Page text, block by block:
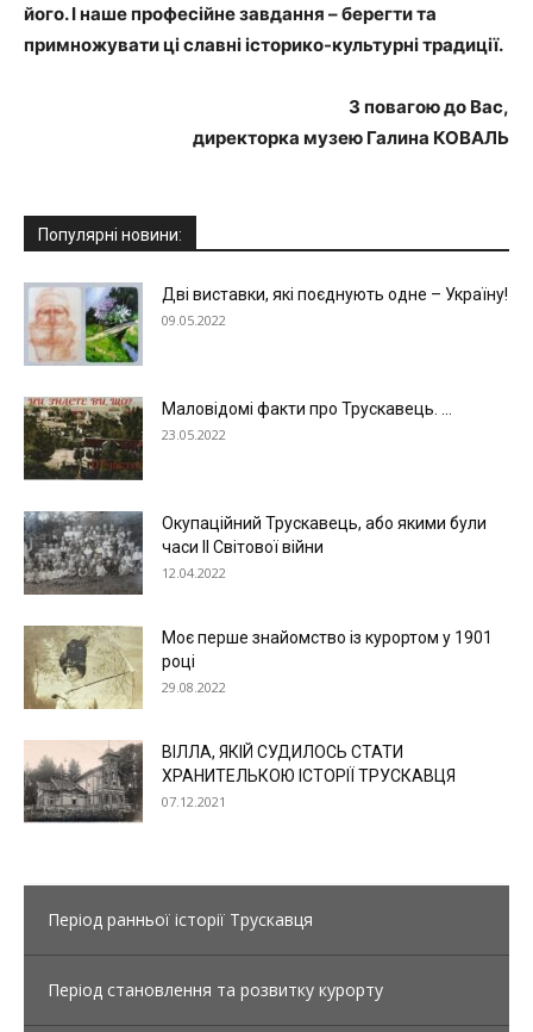
його. І наше професійне завдання – берегти та
примножувати ці славні історико-культурні традиції.
З повагою до Вас,
директорка музею Галина КОВАЛЬ
Популярні новини:
Дві виставки, які поєднують одне – Україну!
09.05.2022
Маловідомі факти про Трускавець. ...
23.05.2022
Окупаційний Трускавець, або якими були
часи ІІ Світової війни
12.04.2022
Моє перше знайомство із курортом у 1901
році
29.08.2022
ВІЛЛА, ЯКІЙ СУДИЛОСЬ СТАТИ
ХРАНИТЕЛЬКОЮ ІСТОРІЇ ТРУСКАВЦЯ
07.12.2021
Період ранньої історії Трускавця
Період становлення та розвитку курорту